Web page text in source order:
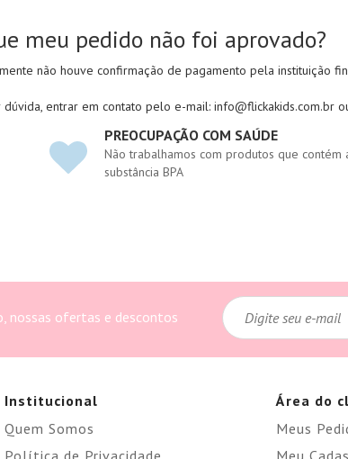
meu pedido não foi aprovado?
não houve confirmação de pagamento pela instituição
dúvida, entrar em contato pelo e-mail: info@flickakids.com.br
PREOCUPAÇÃO COM SAÚDE
Não trabalhamos com produtos que contém
substância BPA
nossas ofertas e descontos
Institucional
Quem Somos
Política de Privacidade
Área do
Meus
Meu